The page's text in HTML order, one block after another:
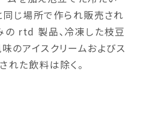
同じ場所で作られ販売され
の rtd 製品、冷凍した枝豆
味のアイスクリームおよびス
れた飲料は除く。